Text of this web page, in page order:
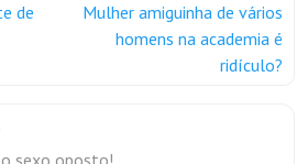
de
Mulher amiguinha de vários
homens na academia é
ridículo?
sexo oposto!